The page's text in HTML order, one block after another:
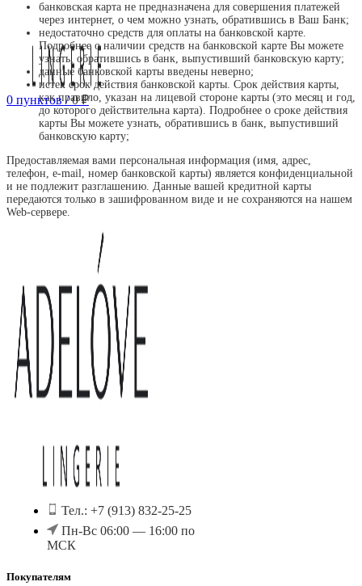
0 пунктов / 0₽
банковская карта не предназначена для совершения платежей
через интернет, о чем можно узнать, обратившись в Ваш Банк;
недостаточно средств для оплаты на банковской карте.
Подробнее о наличии средств на банковской карте Вы можете
узнать, обратившись в банк, выпустивший банковскую карту;
данные банковской карты введены неверно;
истек срок действия банковской карты. Срок действия карты,
как правило, указан на лицевой стороне карты (это месяц и год,
до которого действительна карта). Подробнее о сроке действия
карты Вы можете узнать, обратившись в банк, выпустивший
банковскую карту;
Предоставляемая вами персональная информация (имя, адрес,
телефон, e-mail, номер банковской карты) является конфиденциальной
и не подлежит разглашению. Данные вашей кредитной карты
передаются только в зашифрованном виде и не сохраняются на нашем
Web-сервере.
Тел.: +7 (913) 832-25-25
Пн-Вс 06:00 — 16:00 по
МСК
Покупателям